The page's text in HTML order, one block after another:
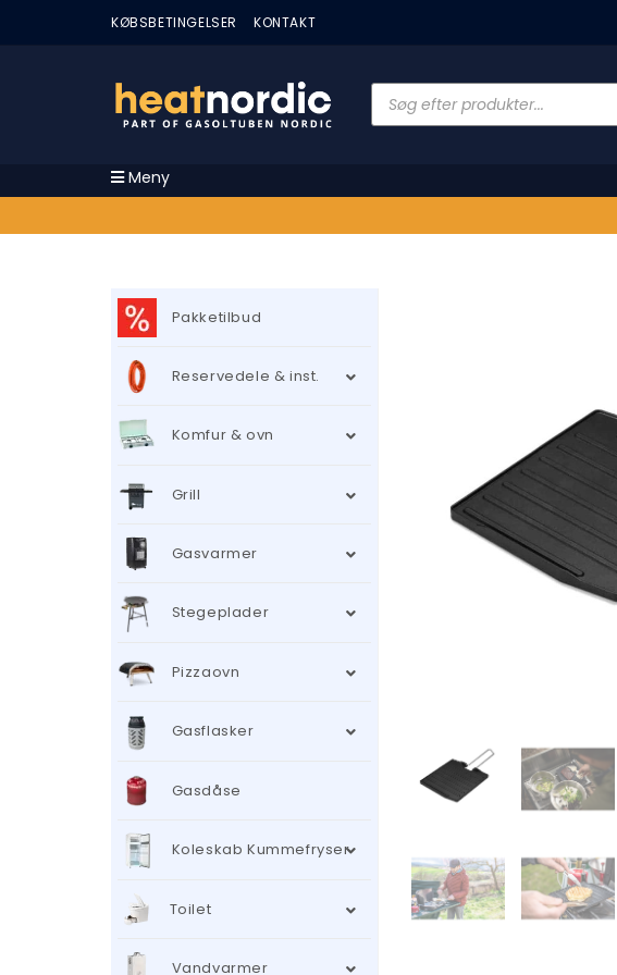
KØBSBETINGELSER KONTAKT
Meny
Pakketilbud
Reservedele & inst.
Komfur & ovn
Grill
Gasvarmer
Stegeplader
Pizzaovn
Gasflasker
Gasdåse
Koleskab Kummefryser
Toilet
Vandvarmer